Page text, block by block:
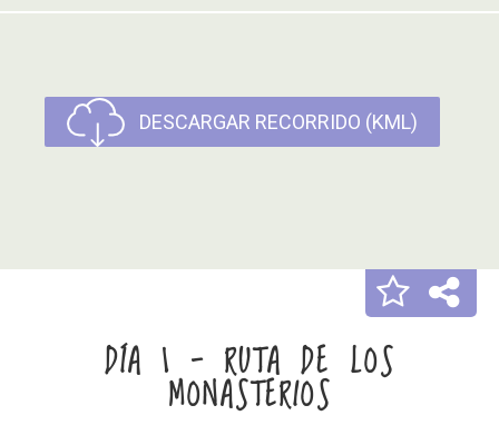
DESCARGAR RECORRIDO (KML)
DÍA 1 - RUTA DE LOS
MONASTERIOS